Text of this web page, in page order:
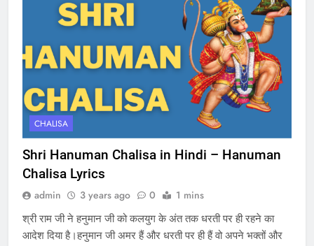
CHALISA
Shri Hanuman Chalisa in Hindi – Hanuman
Chalisa Lyrics
admin 3 years ago 0 1 mins
श्री राम जी ने हनुमान जी को कलयुग के अंत तक धरती पर ही रहने का
आदेश दिया है।हनुमान जी अमर हैं और धरती पर ही हैं वो अपने भक्तों और